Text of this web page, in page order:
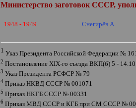
Министерство заготовок СССР,
1948 - 1949 Снегирёв А.
1 Указ Президента Российской Федерации №
2 Постановление XIX-го съезда ВКП(б) 5 -
3 Указ Президента РСФСР № 79
4 Приказ НКВД СССР № 001071
5 Приказ НКГБ СССР № 00331
6 Приказ МВД СССР и КГБ при СМ СССР №